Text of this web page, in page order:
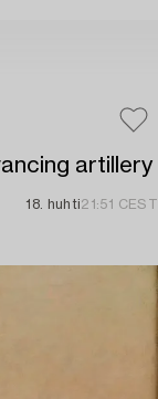
artillery
18. huhti21:51 CEST